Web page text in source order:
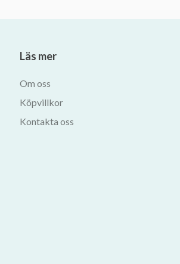
Läs mer
Om oss
Köpvillkor
Kontakta oss